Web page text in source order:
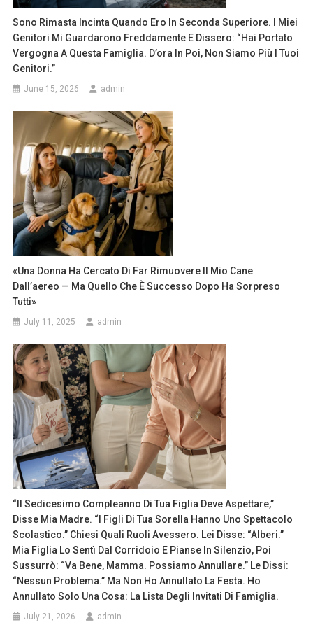
Sono Rimasta Incinta Quando Ero In Seconda Superiore. I Miei
Genitori Mi Guardarono Freddamente E Dissero: “Hai Portato
Vergogna A Questa Famiglia. D’ora In Poi, Non Siamo Più I Tuoi
Genitori.”
June 15, 2026 admin
«Una Donna Ha Cercato Di Far Rimuovere Il Mio Cane
Dall’aereo — Ma Quello Che È Successo Dopo Ha Sorpreso
Tutti»
July 11, 2025 admin
“Il Sedicesimo Compleanno Di Tua Figlia Deve Aspettare,”
Disse Mia Madre. “I Figli Di Tua Sorella Hanno Uno Spettacolo
Scolastico.” Chiesi Quali Ruoli Avessero. Lei Disse: “Alberi.”
Mia Figlia Lo Sentì Dal Corridoio E Pianse In Silenzio, Poi
Sussurrò: “Va Bene, Mamma. Possiamo Annullare.” Le Dissi:
“Nessun Problema.” Ma Non Ho Annullato La Festa. Ho
Annullato Solo Una Cosa: La Lista Degli Invitati Di Famiglia.
July 21, 2026 admin